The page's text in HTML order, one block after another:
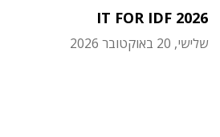
IT FOR IDF 2026
שלישי, 20 באוקטובר 2026